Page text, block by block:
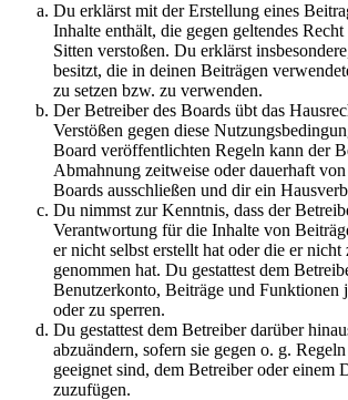
Du erklärst mit der Erstellung eines
Inhalte enthält, die gegen geltendes
Sitten verstoßen. Du erklärst
besitzt, die in deinen Beiträgen
zu setzen bzw. zu verwenden.
Der Betreiber des Boards übt das
Verstößen gegen diese
Board veröffentlichten Regeln kann der
Abmahnung zeitweise oder dauerhaft
Boards ausschließen und dir ein
Du nimmst zur Kenntnis, dass der
Verantwortung für die Inhalte von
er nicht selbst erstellt hat oder die er
genommen hat. Du gestattest dem
Benutzerkonto, Beiträge und Funktionen
oder zu sperren.
Du gestattest dem Betreiber darüber
abzuändern, sofern sie gegen o. g.
geeignet sind, dem Betreiber oder einem
zuzufügen.